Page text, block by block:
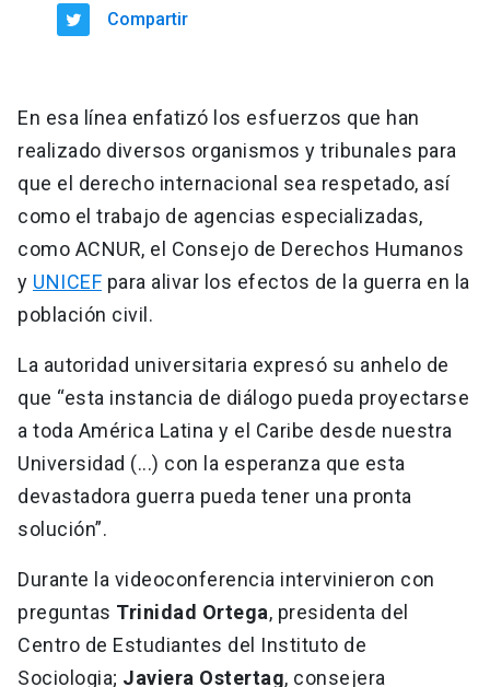
Compartir
En esa línea enfatizó los esfuerzos que han
realizado diversos organismos y tribunales para
que el derecho internacional sea respetado, así
como el trabajo de agencias especializadas,
como ACNUR, el Consejo de Derechos Humanos
y UNICEF para alivar los efectos de la guerra en la
población civil.
La autoridad universitaria expresó su anhelo de
que “esta instancia de diálogo pueda proyectarse
a toda América Latina y el Caribe desde nuestra
Universidad (...) con la esperanza que esta
devastadora guerra pueda tener una pronta
solución”.
Durante la videoconferencia intervinieron con
preguntas Trinidad Ortega, presidenta del
Centro de Estudiantes del Instituto de
Sociologia; Javiera Ostertag, consejera